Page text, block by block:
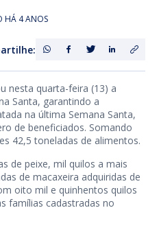
HÁ 4 ANOS
nesta quarta-feira (13) a
Santa, garantindo a
na última Semana Santa,
de beneficiados. Somando
42,5 toneladas de alimentos.
de peixe, mil quilos a mais
de macaxeira adquiridas de
oito mil e quinhentos quilos
famílias cadastradas no